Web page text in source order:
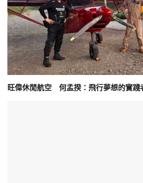
旺偉休閒航空 何孟揆：飛行夢想的實踐